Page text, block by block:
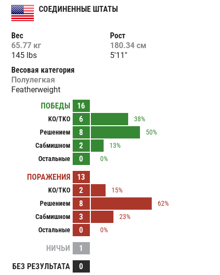
СОЕДИНЕННЫЕ ШТАТЫ
Вес
65.77 кг
145 lbs
Рост
180.34 см
5'11"
Весовая категория
Полулегкая
Featherweight
ПОБЕДЫ
16
KO/TKO 6
38%
Решением
8
50%
Сабмишном
2
13%
Остальные
0 0%
ПОРАЖЕНИЯ 13
KO/TKO 2
15%
Решением
8
62%
Сабмишном
3
23%
Остальные
0 0%
НИЧЬИ
1
БЕЗ РЕЗУЛЬТАТА
0